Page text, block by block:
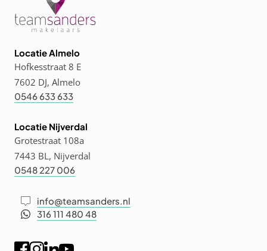
Locatie Almelo
Hofkesstraat 8 E
7602 DJ, Almelo
0546 633 633
Locatie Nijverdal
Grotestraat 108a
7443 BL, Nijverdal
0548 227 006
info@teamsanders.nl
316 111 480 48